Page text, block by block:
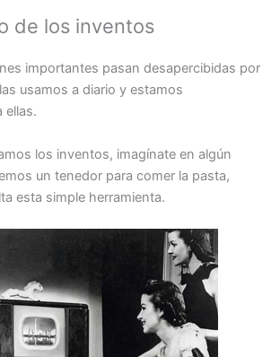
de los inventos
importantes pasan desapercibidas por
usamos a diario y estamos
ellas.
los inventos, imagínate en algún
un tenedor para comer la pasta,
esta simple herramienta.